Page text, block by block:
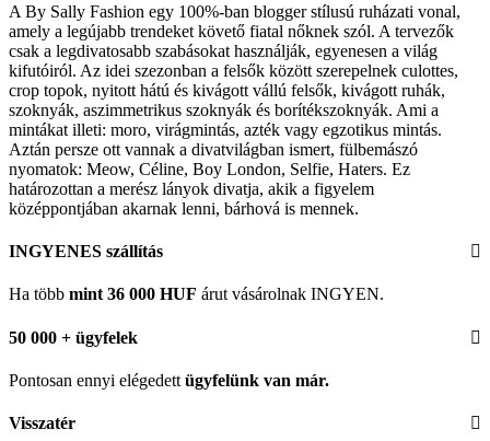
A By Sally Fashion egy 100%-ban blogger stílusú ruházati vonal,
amely a legújabb trendeket követő fiatal nőknek szól. A tervezők
csak a legdivatosabb szabásokat használják, egyenesen a világ
kifutóiról. Az idei szezonban a felsők között szerepelnek culottes,
crop topok, nyitott hátú és kivágott vállú felsők, kivágott ruhák,
szoknyák, aszimmetrikus szoknyák és borítékszoknyák. Ami a
mintákat illeti: moro, virágmintás, azték vagy egzotikus mintás.
Aztán persze ott vannak a divatvilágban ismert, fülbemászó
nyomatok: Meow, Céline, Boy London, Selfie, Haters. Ez
határozottan a merész lányok divatja, akik a figyelem
középpontjában akarnak lenni, bárhová is mennek.
INGYENES szállítás
Ha több mint 36 000 HUF árut vásárolnak INGYEN.
50 000 + ügyfelek
Pontosan ennyi elégedett ügyfelünk van már.
Visszatér